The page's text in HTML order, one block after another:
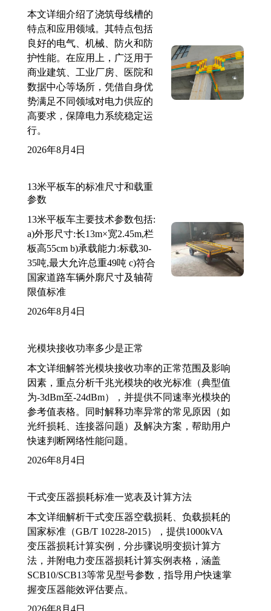
本文详细介绍了浇筑母线槽的
特点和应用领域。其特点包括
良好的电气、机械、防火和防
护性能。在应用上，广泛用于
商业建筑、工业厂房、医院和
数据中心等场所，凭借自身优
势满足不同领域对电力供应的
高要求，保障电力系统稳定运
行。
2026年8月4日
13米平板车的标准尺寸和载重
参数
13米平板车主要技术参数包括:
a)外形尺寸:长13m×宽2.45m,栏
板高55cm b)承载能力:标载30-
35吨,最大允许总重49吨 c)符合
国家道路车辆外廓尺寸及轴荷
限值标准
2026年8月4日
光模块接收功率多少是正常
本文详细解答光模块接收功率的正常范围及影响
因素，重点分析千兆光模块的收光标准（典型值
为-3dBm至-24dBm），并提供不同速率光模块的
参考值表格。同时解释功率异常的常见原因（如
光纤损耗、连接器问题）及解决方案，帮助用户
快速判断网络性能问题。
2026年8月4日
干式变压器损耗标准一览表及计算方法
本文详细解析干式变压器空载损耗、负载损耗的
国家标准（GB/T 10228-2015），提供1000kVA
变压器损耗计算实例，分步骤说明变损计算方
法，并附电力变压器损耗计算实例表格，涵盖
SCB10/SCB13等常见型号参数，指导用户快速掌
握变压器能效评估要点。
2026年8月4日